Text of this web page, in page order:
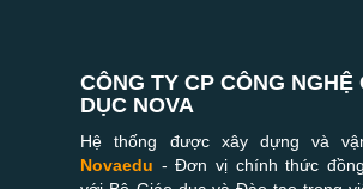
CÔNG TY CP CÔNG NGHỆ
DỤC NOVA
Hệ thống được xây dựng và
Novaedu - Đơn vị chính thức